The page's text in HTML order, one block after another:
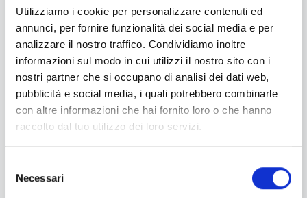
Utilizziamo i cookie per personalizzare contenuti ed
annunci, per fornire funzionalità dei social media e per
analizzare il nostro traffico. Condividiamo inoltre
informazioni sul modo in cui utilizzi il nostro sito con i
nostri partner che si occupano di analisi dei dati web,
pubblicità e social media, i quali potrebbero combinarle
con altre informazioni che hai fornito loro o che hanno
raccolto dal tuo utilizzo dei loro servizi.
delNecessari
sono un ricordo (delle elementari, invece quasi non
c'è più traccia).
Diario Be You